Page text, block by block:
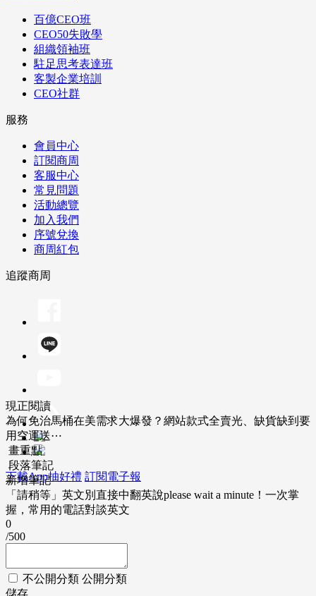
百億CEO班
CEO50失敗學
組織領袖班
駐足思考表達班
客製企業培訓
CEO社群
服務
會員中心
訂閱商周
客服中心
常見問題
活動總覽
加入我們
序號兌換
商周紅包
追蹤商周
下載App抽好禮 訂閱電子報
現正閱讀
為何免治馬桶在美需求大爆發？網站款式全賣光、缺貨缺到要
用空運送⋯
畫重點
段落筆記
新增筆記
「請稍等」英文別直接中翻英說please wait a minute！一次掌
握，常用的電話對談英文
0
/500
不公開分類 公開分類
儲存